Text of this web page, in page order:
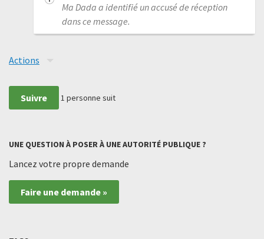
Ma Dada a identifié un accusé de réception
dans ce message.
Actions
Suivre 1 personne suit
UNE QUESTION À POSER À UNE AUTORITÉ PUBLIQUE ?
Lancez votre propre demande
Faire une demande »